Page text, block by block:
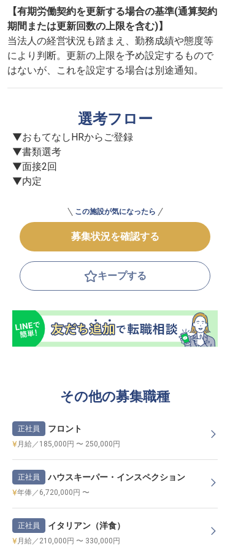
【有期労働契約を更新する場合の基準(通算契約
期間または更新回数の上限を含む)】
当法人の経営状況も踏まえ、勤務成績や態度等
により判断。更新の上限を予め設定するもので
はないが、これを設定する場合は別途通知。
選考フロー
▼おもてなしHRからご登録
▼書類選考
▼面接2回
▼内定
この施設が気になったら
募集状況を確認する
キープする
その他の募集職種
正社員 フロント
月給／185,000円 〜 250,000円
正社員 ハウスキーパー・インスペクション
年俸／6,720,000円 〜
正社員 イタリアン（洋食）
月給／210,000円 〜 330,000円